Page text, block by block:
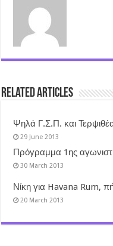
Related Articles
Ψηλά Γ.Σ.Π. και
29 June 2013
Πρόγραμμα 1ης
30 March 2013
Νίκη για Havana Rum,
20 March 2013